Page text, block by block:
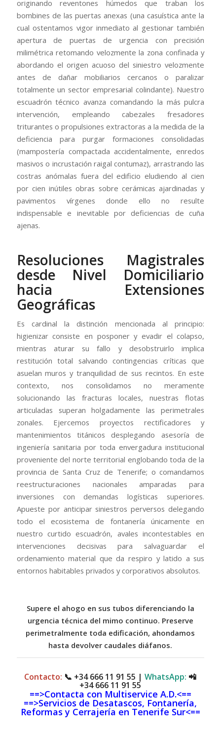
originando reventones húmedos que traban los
bombines de las puertas anexas (una casuística ante la
cual ostentamos vigor inmediato al gestionar también
apertura de puertas de urgencia con precisión
milimétrica retomando velozmente la zona confinada y
abordando el origen acuoso del siniestro velozmente
antes de dañar mobiliarios cercanos o paralizar
totalmente un sector empresarial colindante). Nuestro
escuadrón técnico avanza comandando la más pulcra
intervención, empleando cabezales fresadores
triturantes o propulsiones extractoras a la medida de la
deficiencia para purgar formaciones consolidadas
(mampostería compactada accidentalmente, enredos
masivos o incrustación raigal contumaz), arrastrando las
costras anómalas fuera del edificio eludiendo al cien
por cien inútiles obras sobre cerámicas ajardinadas y
pavimentos vírgenes donde ello no resulte
indispensable e inevitable por deficiencias de cuña
ajenas.
Resoluciones Magistrales
desde Nivel Domiciliario
hacia Extensiones
Geográficas
Es cardinal la distinción mencionada al principio:
higienizar consiste en posponer y evadir el colapso,
mientras aturar su fallo y desobstruirlo implica
restitución total salvando contingencias críticas que
asuelan muros y tranquilidad de sus recintos. En este
contexto, nos consolidamos no meramente
solucionando las fracturas locales, nuestras flotas
articuladas superan holgadamente las perimetrales
zonales. Ejercemos proyectos rectificadores y
mantenimientos titánicos desplegando asesoría de
ingeniería sanitaria por toda envergadura institucional
proveniente del norte territorial englobando toda de la
provincia de Santa Cruz de Tenerife; o comandamos
reestructuraciones nacionales amparadas para
inversiones con demandas logísticas superiores.
Apueste por anticipar siniestros perversos delegando
todo el ecosistema de fontanería únicamente en
nuestro curtido escuadrón, avales incontestables en
intervenciones decisivas para salvaguardar el
ordenamiento material que da respiro y latido a sus
entornos habitables privados y corporativos absolutos.
Supere el ahogo en sus tubos diferenciando la
urgencia técnica del mimo continuo. Preserve
perimetralmente toda edificación, ahondamos
hasta devolver caudales diáfanos.
Contacto: 📞 +34 666 11 91 55 |WhatsApp: 📲
+34 666 11 91 55
==>Contacta con Multiservice A.D.<==
==>Servicios de Desatascos, Fontanería,
Reformas y Cerrajería en Tenerife Sur<==